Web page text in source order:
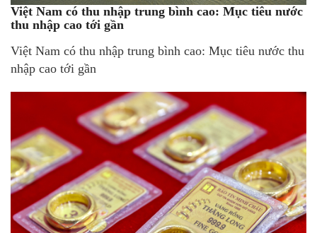
Việt Nam có thu nhập trung bình cao: Mục tiêu nước
thu nhập cao tới gần
Việt Nam có thu nhập trung bình cao: Mục tiêu nước thu
nhập cao tới gần